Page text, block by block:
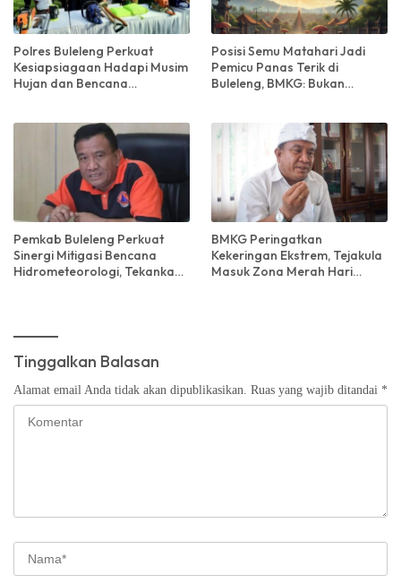
Polres Buleleng Perkuat
Kesiapsiagaan Hadapi Musim
Hujan dan Bencana
Posisi Semu Matahari Jadi
Pemicu Panas Terik di
Buleleng, BMKG: Bukan
Pemkab Buleleng Perkuat
Sinergi Mitigasi Bencana
Hidrometeorologi, Tekankan
BMKG Peringatkan
Kekeringan Ekstrem, Tejakula
Masuk Zona Merah Hari
Tinggalkan Balasan
Alamat email Anda tidak akan dipublikasikan. Ruas yang wajib ditandai *